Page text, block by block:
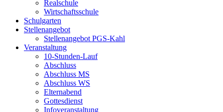
Realschule
Wirtschaftsschule
Schulgarten
Stellenangebot
Stellenangebot PGS-Kahl
Veranstaltung
10-Stunden-Lauf
Abschluss
Abschluss MS
Abschluss WS
Elternabend
Gottesdienst
Infoveranstaltung